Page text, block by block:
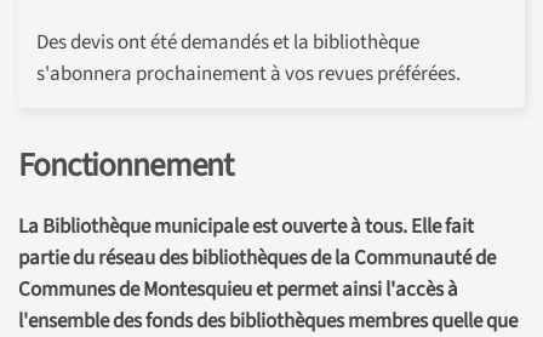
Des devis ont été demandés et la bibliothèque
s'abonnera prochainement à vos revues préférées.
Fonctionnement
La Bibliothèque municipale est ouverte à tous. Elle fait
partie du réseau des bibliothèques de la Communauté de
Communes de Montesquieu et permet ainsi l'accès à
l'ensemble des fonds des bibliothèques membres quelle que